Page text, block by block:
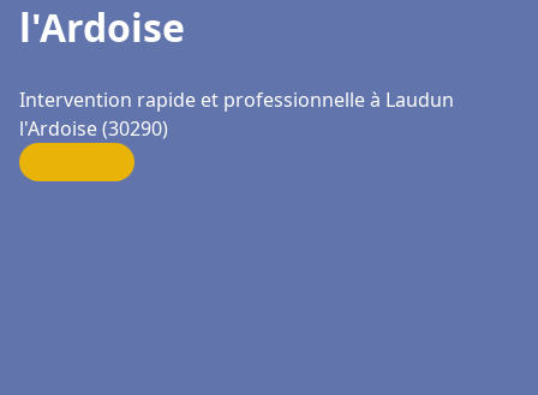
l'Ardoise
Intervention rapide et professionnelle à Laudun
l'Ardoise (30290)